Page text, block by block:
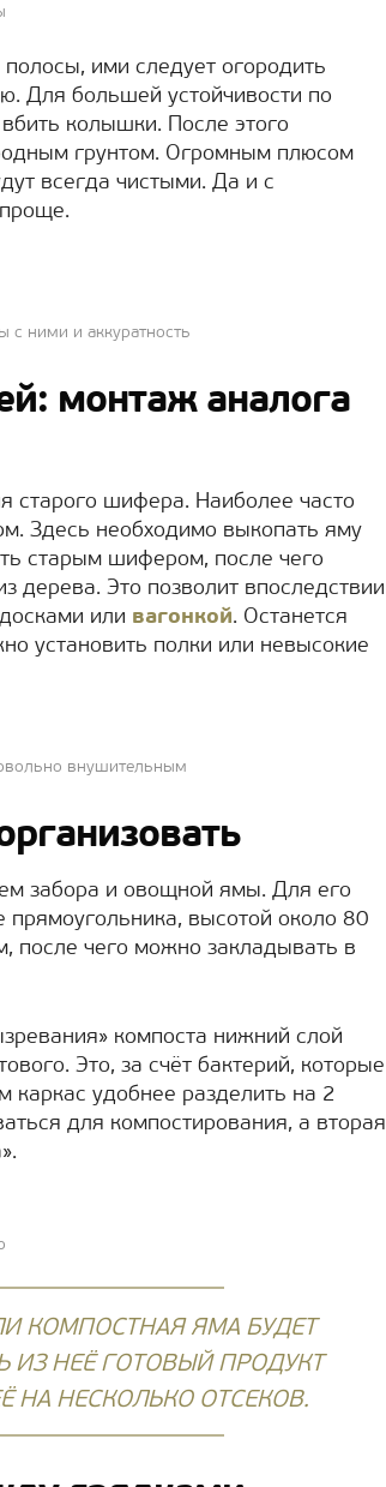
ими следует огородить
Для большей устойчивости по
колышки. После этого
грунтом. Огромным плюсом
всегда чистыми. Да и с
с ними и аккуратность
монтаж аналога
старого шифера. Наиболее часто
Здесь необходимо выкопать яму
старым шифером, после чего
дерева. Это позволит впоследствии
или вагонкой. Останется
установить полки или невысокие
внушительным
забора и овощной ямы. Для его
высотой около 80
чего можно закладывать в
компоста нижний слой
Это, за счёт бактерий, которые
каркас удобнее разделить на 2
для компостирования, а вторая
КОМПОСТНАЯ ЯМА БУДЕТ
НЕЁ ГОТОВЫЙ ПРОДУКТ
НА НЕСКОЛЬКО ОТСЕКОВ.